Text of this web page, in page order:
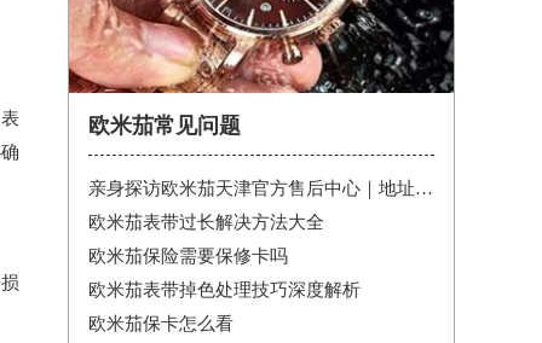
欧米茄常见问题
亲身探访欧米茄天津官方售后中心｜地址报修全流程真实经历（2026年6月最新）
欧米茄表带过长解决方法大全
欧米茄保险需要保修卡吗
欧米茄表带掉色处理技巧深度解析
欧米茄保卡怎么看